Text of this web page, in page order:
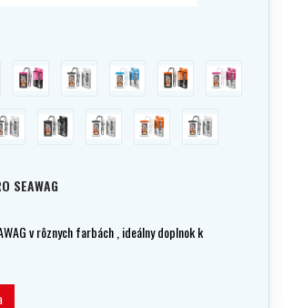
ružová fialová biela/modráoranžová Biela /
bílá/černáčerná maskáčovábílá/oranžováfialová/bílá
SEAWAG
v rôznych farbách , ideálny doplnok k